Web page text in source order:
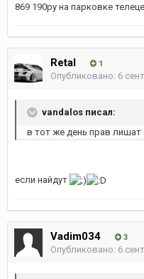
869 190ру на парковке
Retal 1
Опубликовано: 6
vandalos писал:
в тот же день прав лишат
если найдут
Vadim034 3
Опубликовано: 6